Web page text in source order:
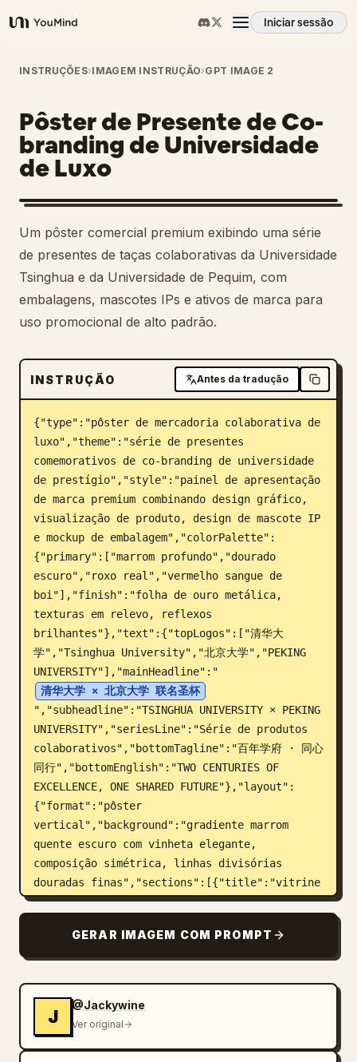
YouMind
Iniciar sessão
Visão geral
Casos de uso
Habilidades
Prompts
Preços
Transferir
Blogue
Atualizações
INSTRUÇÕES›IMAGEM INSTRUÇÃO›GPT IMAGE 2
Pôster de Presente de Co-
branding de Universidade
de Luxo
Um pôster comercial premium exibindo uma série
de presentes de taças colaborativas da Universidade
Tsinghua e da Universidade de Pequim, com
embalagens, mascotes IPs e ativos de marca para
uso promocional de alto padrão.
INSTRUÇÃO Antes da tradução
{"type":"pôster de mercadoria colaborativa de
luxo","theme":"série de presentes
comemorativos de co-branding de universidade
de prestígio","style":"painel de apresentação
de marca premium combinando design gráfico,
visualização de produto, design de mascote IP
e mockup de embalagem","colorPalette":
{"primary":["marrom profundo","dourado
escuro","roxo real","vermelho sangue de
boi"],"finish":"folha de ouro metálica,
texturas em relevo, reflexos
brilhantes"},"text":{"topLogos":["清华大
学","Tsinghua University","北京大学","PEKING
UNIVERSITY"],"mainHeadline":"
清华大学 × 北京大学 联名圣杯
","subheadline":"TSINGHUA UNIVERSITY × PEKING
UNIVERSITY","seriesLine":"Série de produtos
colaborativos","bottomTagline":"百年学府 · 同心
同行","bottomEnglish":"TWO CENTURIES OF
EXCELLENCE, ONE SHARED FUTURE"},"layout":
{"format":"pôster
vertical","background":"gradiente marrom
quente escuro com vinheta elegante,
composição simétrica, linhas divisórias
douradas finas","sections":[{"title":"vitrine
de produto principal","position":"centro
Tsinghua","taça Pequim"]},{"title":"联名设计 |
DESIGN","position":"inferior
redondo combinado","ícone de arte linear do
portão de Tsinghua","ícone de arte linear do
portão de Pequim"]},{"title":"联名包装袋 |
SHOPPING BAG","position":"inferior
GERAR IMAGEM COM PROMPT
J
@Jackywine
Ver original